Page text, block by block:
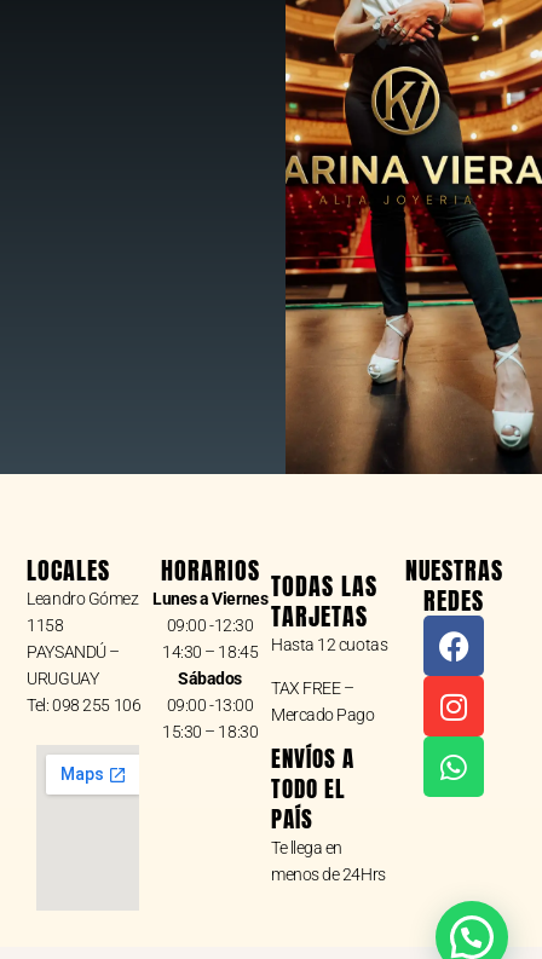
LOCALES
Leandro Gómez
1158
PAYSANDÚ –
URUGUAY
Tel: 098 255 106
HORARIOS
Lunes a Viernes
09:00 -12:30
14:30 – 18:45
Sábados
09:00 -13:00
15:30 – 18:30
TODAS LAS
TARJETAS
Hasta 12 cuotas
TAX FREE –
Mercado Pago
ENVÍOS A
TODO EL
PAÍS
Te llega en
menos de 24Hrs
NUESTRAS
REDES
F
a
c
e
b
o
I
n
s
t
a
g
W
h
a
t
s
a